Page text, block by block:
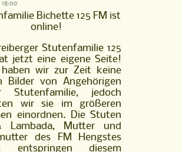
vom
Kappensand
ist
online!
18:00
Bichette 125 FM ist
online!
Stutenfamilie 125
jetzt eine eigene Seite!
wir zur Zeit keine
Bilder von Angehörigen
Stutenfamilie, jedoch
wir sie im größeren
einordnen. Die Stuten
Lambada, Mutter und
des FM Hengstes
entspringen diesem